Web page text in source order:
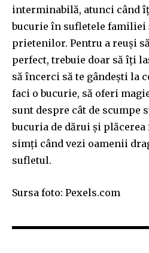
interminabilă, atunci când
bucurie în sufletele familiei
prietenilor. Pentru a reuși
perfect, trebuie doar să îți
să încerci să te gândești la
faci o bucurie, să oferi
sunt despre cât de scumpe
bucuria de dărui și
simți când vezi oamenii
sufletul.
Sursa foto: Pexels.com